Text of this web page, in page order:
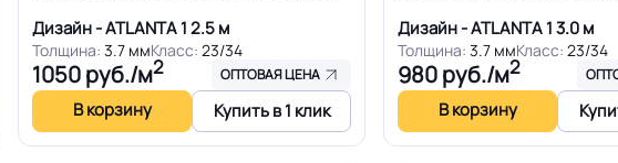
Дизайн - ATLANTA 12.5 м
Толщина: 3.7 ммКласс: 23/34
1050руб./м2 ОПТОВАЯ ЦЕНА
В корзину Купить в 1 клик
Дизайн - ATLANTA 13.0 м
Толщина: 3.7 ммКласс: 23/34
980руб./м2
В корзину